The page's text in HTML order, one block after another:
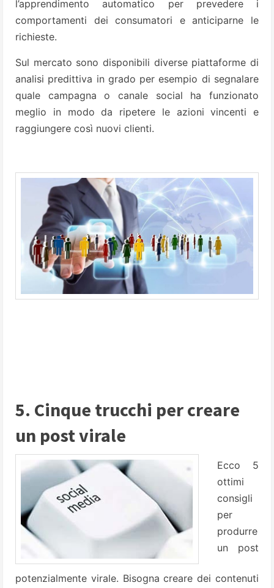
l’apprendimento automatico per prevedere i
comportamenti dei consumatori e anticiparne le
richieste.
Sul mercato sono disponibili diverse piattaforme di
analisi predittiva in grado per esempio di segnalare
quale campagna o canale social ha funzionato
meglio in modo da ripetere le azioni vincenti e
raggiungere così nuovi clienti.
5. Cinque trucchi per creare
un post virale
Ecco 5
ottimi
consigli
per
produrre
un post
potenzialmente virale. Bisogna creare dei contenuti